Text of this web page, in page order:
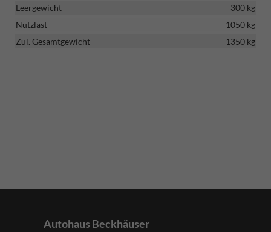
Leergewicht
300 kg
Nutzlast
1050 kg
Zul. Gesamtgewicht
1350 kg
Autohaus Beckhäuser